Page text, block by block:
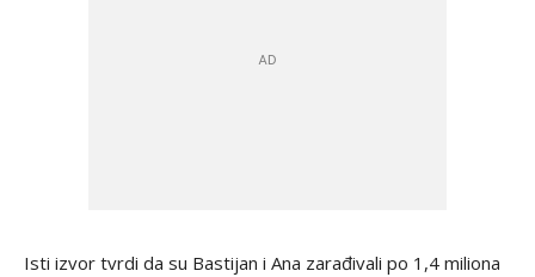
Isti izvor tvrdi da su Bastijan i Ana zarađivali po 1,4 miliona